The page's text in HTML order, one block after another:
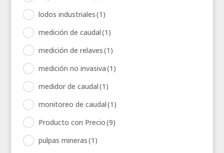
lodos industriales(1)
medición de caudal(1)
medición de relaves(1)
medición no invasiva(1)
medidor de caudal(1)
monitoreo de caudal(1)
Producto con Precio(9)
pulpas mineras(1)